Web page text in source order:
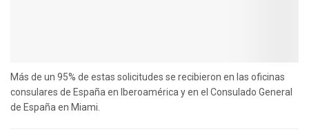
Más de un 95% de estas solicitudes se recibieron en las oficinas
consulares de España en Iberoamérica y en el Consulado General
de España en Miami.